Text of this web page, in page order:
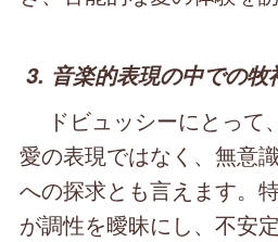
3. 音楽的表現の中での牧
ドビュッシーにとって
愛の表現ではなく、無意
への探求とも言えます。
が調性を曖昧にし、不安